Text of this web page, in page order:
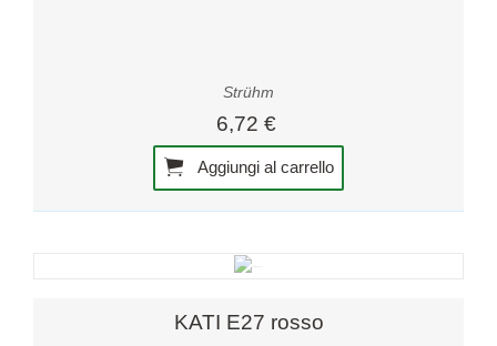
Strühm
6,72 €
Aggiungi al carrello
KATI E27 rosso